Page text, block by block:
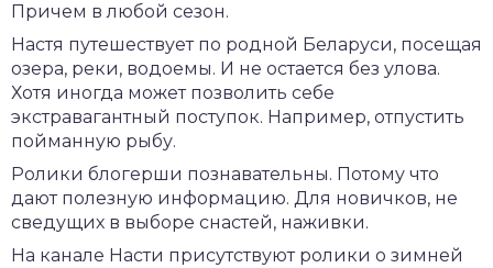
Причем в любой сезон.
Настя путешествует по родной Беларуси, посещая
озера, реки, водоемы. И не остается без улова.
Хотя иногда может позволить себе
экстравагантный поступок. Например, отпустить
пойманную рыбу.
Ролики блогерши познавательны. Потому что
дают полезную информацию. Для новичков, не
сведущих в выборе снастей, наживки.
На канале Насти присутствуют ролики о зимней